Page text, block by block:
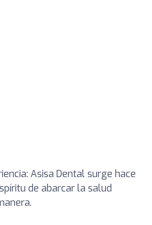
Asisa Dental surge hace
de abarcar la salud